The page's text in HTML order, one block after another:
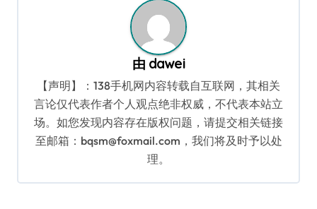
由 dawei
【声明】：138手机网内容转载自互联网，其相关
言论仅代表作者个人观点绝非权威，不代表本站立
场。如您发现内容存在版权问题，请提交相关链接
至邮箱：bqsm@foxmail.com，我们将及时予以处
理。